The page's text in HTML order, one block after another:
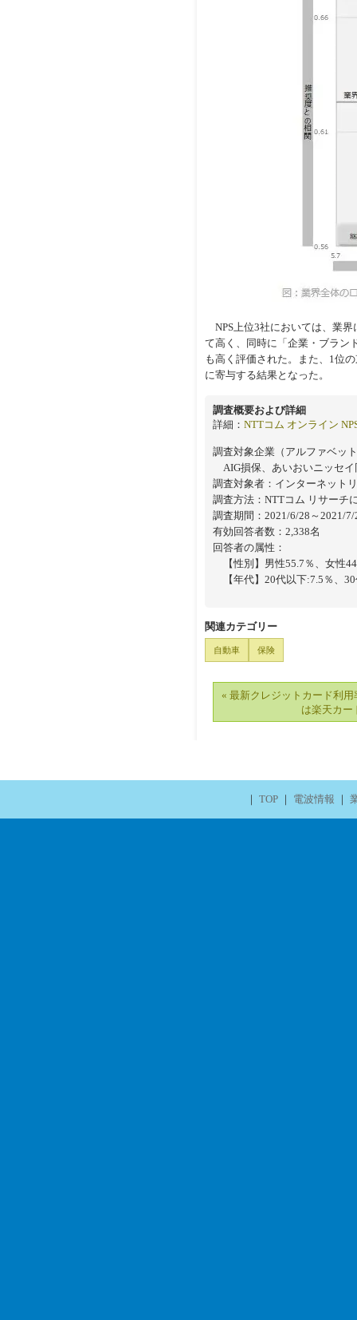
NPS上位3社においては、業界
て高く、同時に「企業・ブラン
も高く評価された。また、1位
に寄与する結果となった。
調査概要および詳細
詳細： NTTコム オンライン
調査対象企業（アルファベッ
AIG損保、あいおいニッセイ
調査対象者：インターネット
調査方法：NTTコム リサーチ
調査期間：2021/6/28～2021/7/
有効回答者数：2,338名
回答者の属性：
【性別】男性55.7％、女性
【年代】20代以下:7.5％、30
関連カテゴリー
自動車 保険
« 最新クレジットカード利
は楽天カー
｜ TOP｜ 電波情報 ｜